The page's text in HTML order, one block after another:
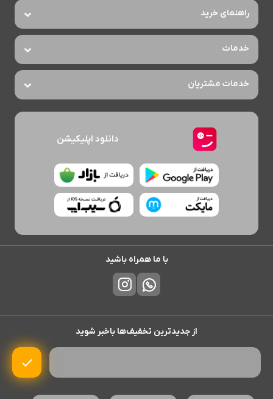
راهنمای خرید
خدمات
خدمات مشتریان
دانلود اپلیکیشن
با ما همراه باشید
از جدیدترین تخفیف‌ها باخبر شوید